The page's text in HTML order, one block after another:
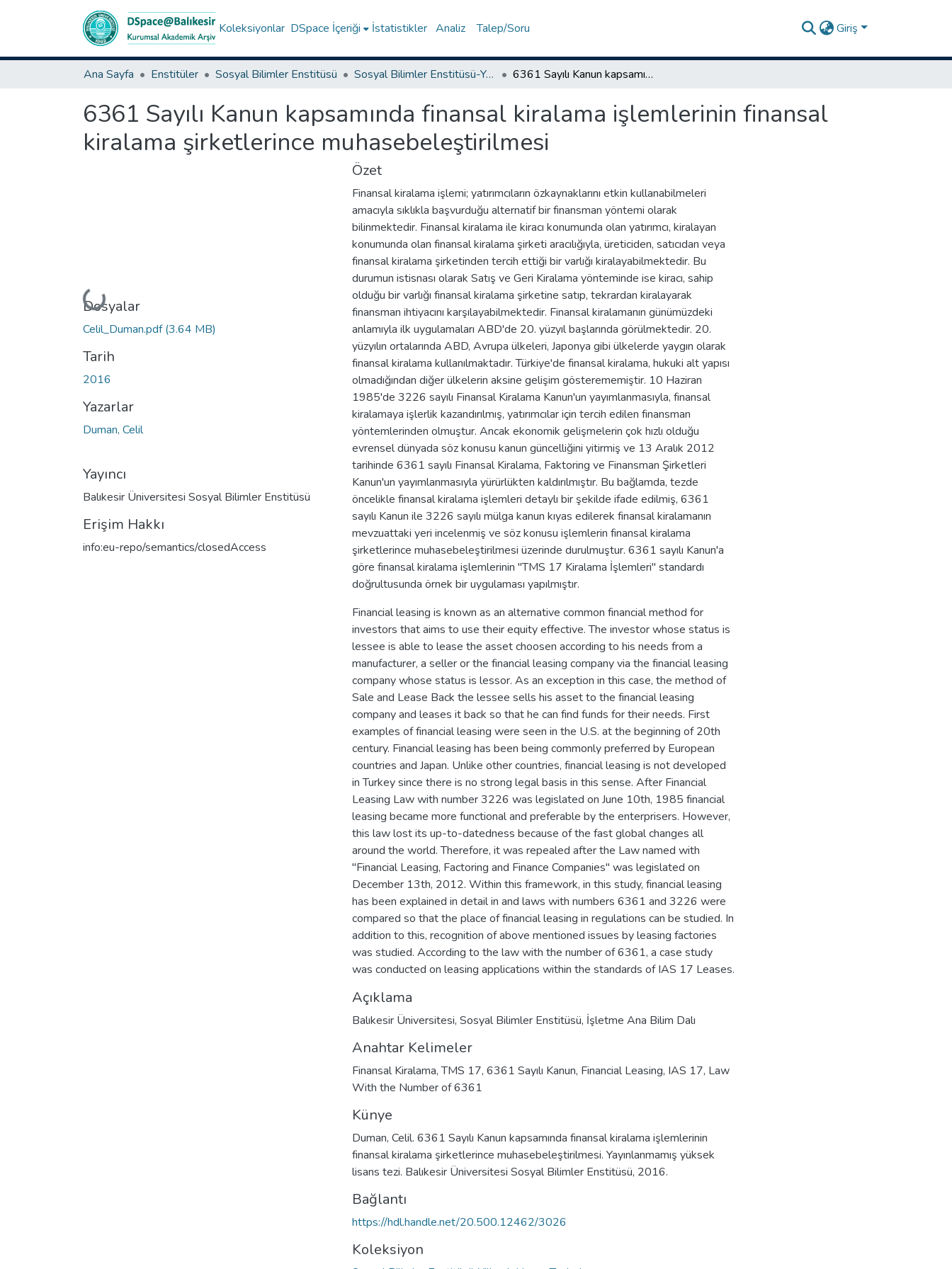
Koleksiyonlar DSpace İçeriği İstatistikler Analiz Talep/Soru Giriş
Ana Sayfa Enstitüler Sosyal Bilimler Enstitüsü Sosyal Bilimler Enstitüsü-Yüksek Lisans Tezleri 6361 Sayılı Kanun kapsamında finansal kiralama işlemlerinin finansal kiralama şirketlerince muhasebeleştirilmesi
6361 Sayılı Kanun kapsamında finansal kiralama işlemlerinin finansal
kiralama şirketlerince muhasebeleştirilmesi
Yükleniyor...
Dosyalar
Celil_Duman.pdf(3.64 MB)
Tarih
2016
Yazarlar
Duman, Celil
Yayıncı
Balıkesir Üniversitesi Sosyal Bilimler Enstitüsü
Erişim Hakkı
info:eu-repo/semantics/closedAccess
Özet
Finansal kiralama işlemi; yatırımcıların özkaynaklarını etkin kullanabilmeleri
amacıyla sıklıkla başvurduğu alternatif bir finansman yöntemi olarak
bilinmektedir. Finansal kiralama ile kiracı konumunda olan yatırımcı, kiralayan
konumunda olan finansal kiralama şirketi aracılığıyla, üreticiden, satıcıdan veya
finansal kiralama şirketinden tercih ettiği bir varlığı kiralayabilmektedir. Bu
durumun istisnası olarak Satış ve Geri Kiralama yönteminde ise kiracı, sahip
olduğu bir varlığı finansal kiralama şirketine satıp, tekrardan kiralayarak
finansman ihtiyacını karşılayabilmektedir. Finansal kiralamanın günümüzdeki
anlamıyla ilk uygulamaları ABD'de 20. yüzyıl başlarında görülmektedir. 20.
yüzyılın ortalarında ABD, Avrupa ülkeleri, Japonya gibi ülkelerde yaygın olarak
finansal kiralama kullanılmaktadır. Türkiye'de finansal kiralama, hukuki alt yapısı
olmadığından diğer ülkelerin aksine gelişim gösterememiştir. 10 Haziran
1985'de 3226 sayılı Finansal Kiralama Kanun'un yayımlanmasıyla, finansal
kiralamaya işlerlik kazandırılmış, yatırımcılar için tercih edilen finansman
yöntemlerinden olmuştur. Ancak ekonomik gelişmelerin çok hızlı olduğu
evrensel dünyada söz konusu kanun güncelliğini yitirmiş ve 13 Aralık 2012
tarihinde 6361 sayılı Finansal Kiralama, Faktoring ve Finansman Şirketleri
Kanun'un yayımlanmasıyla yürürlükten kaldırılmıştır. Bu bağlamda, tezde
öncelikle finansal kiralama işlemleri detaylı bir şekilde ifade edilmiş, 6361
sayılı Kanun ile 3226 sayılı mülga kanun kıyas edilerek finansal kiralamanın
mevzuattaki yeri incelenmiş ve söz konusu işlemlerin finansal kiralama
şirketlerince muhasebeleştirilmesi üzerinde durulmuştur. 6361 sayılı Kanun'a
göre finansal kiralama işlemlerinin "TMS 17 Kiralama İşlemleri" standardı
doğrultusunda örnek bir uygulaması yapılmıştır.
Financial leasing is known as an alternative common financial method for
investors that aims to use their equity effective. The investor whose status is
lessee is able to lease the asset choosen according to his needs from a
manufacturer, a seller or the financial leasing company via the financial leasing
company whose status is lessor. As an exception in this case, the method of
Sale and Lease Back the lessee sells his asset to the financial leasing
company and leases it back so that he can find funds for their needs. First
examples of financial leasing were seen in the U.S. at the beginning of 20th
century. Financial leasing has been being commonly preferred by European
countries and Japan. Unlike other countries, financial leasing is not developed
in Turkey since there is no strong legal basis in this sense. After Financial
Leasing Law with number 3226 was legislated on June 10th, 1985 financial
leasing became more functional and preferable by the enterprisers. However,
this law lost its up-to-datedness because of the fast global changes all
around the world. Therefore, it was repealed after the Law named with
"Financial Leasing, Factoring and Finance Companies" was legislated on
December 13th, 2012. Within this framework, in this study, financial leasing
has been explained in detail in and laws with numbers 6361 and 3226 were
compared so that the place of financial leasing in regulations can be studied. In
addition to this, recognition of above mentioned issues by leasing factories
was studied. According to the law with the number of 6361, a case study
was conducted on leasing applications within the standards of IAS 17 Leases.
Açıklama
Balıkesir Üniversitesi, Sosyal Bilimler Enstitüsü, İşletme Ana Bilim Dalı
Anahtar Kelimeler
Finansal Kiralama,TMS 17, 6361 Sayılı Kanun, Financial Leasing, IAS 17, Law
With the Number of 6361
Künye
Duman, Celil. 6361 Sayılı Kanun kapsamında finansal kiralama işlemlerinin
finansal kiralama şirketlerince muhasebeleştirilmesi. Yayınlanmamış yüksek
lisans tezi. Balıkesir Üniversitesi Sosyal Bilimler Enstitüsü, 2016.
Bağlantı
https://hdl.handle.net/20.500.12462/3026
Koleksiyon